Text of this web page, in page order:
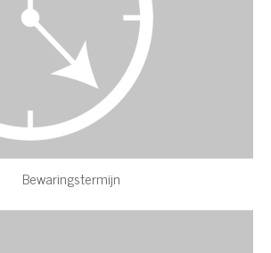
Bewaringstermijn